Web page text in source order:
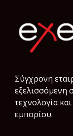
Σύγχρονη
εξελισσόμενη
τεχνολογία
εμπορίου.